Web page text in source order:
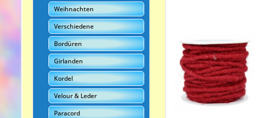
Weihnachten
Verschiedene
Bordüren
Girlanden
Kordel
Velour & Leder
Paracord